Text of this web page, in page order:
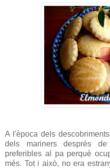
A l'època dels
dels mariners després
preferibles al pa perquè
més. Tot i això, no era